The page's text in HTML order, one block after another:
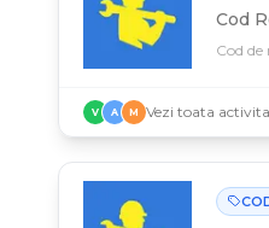
Cod
Cod
V A M Vezi toata